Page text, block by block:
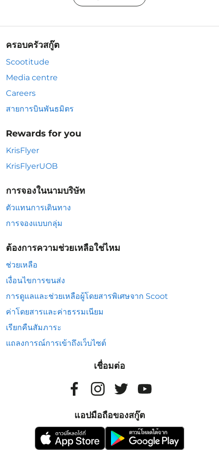
ครอบครัวสกู๊ต
Scootitude
Media centre
Careers
สายการบินพันธมิตร
Rewards for you
KrisFlyer
KrisFlyerUOB
การจองในนามบริษัท
ตัวแทนการเดินทาง
การจองแบบกลุ่ม
ต้องการความช่วยเหลือใช่ไหม
ช่วยเหลือ
เงื่อนไขการขนส่ง
การดูแลและช่วยเหลือผู้โดยสารพิเศษจาก Scoot
ค่าโดยสารและค่าธรรมเนียม
เรียกคืนสัมภาระ
แถลงการณ์การเข้าถึงเว็บไซต์
เชื่อมต่อ
แอปมือถือของสกู๊ต